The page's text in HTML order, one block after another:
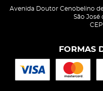
Avenida Doutor Cenobelino
São José
FORMAS